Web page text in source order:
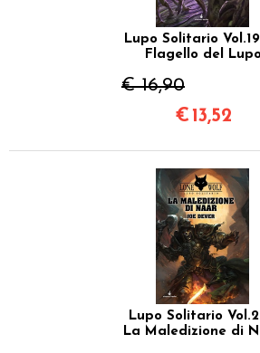
Lupo Solitario
Flagello del Lupo
€ 16,90
€ 13,52
Lupo Solitario
La Maledizione di